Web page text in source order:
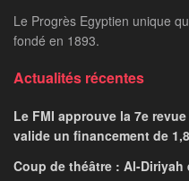
Le Progrès Egyptien unique
fondé en 1893.
Actualités récentes
Le FMI approuve la 7e
valide un financement de
Coup de théâtre : Al-